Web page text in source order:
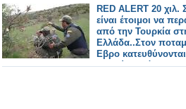
RED ALERT 20 χιλ.
είναι έτοιμοι να
από την Τουρκία
Ελλάδα..Στον
Εβρο
ενισχύσεις άλλοι